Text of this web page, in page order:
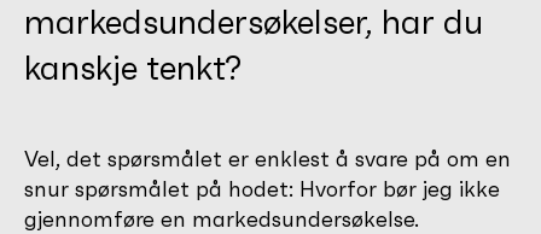
markedsundersøkelser, har du
kanskje tenkt?
Vel, det spørsmålet er enklest å svare på om en
snur spørsmålet på hodet: Hvorfor bør jeg ikke
gjennomføre en markedsundersøkelse.